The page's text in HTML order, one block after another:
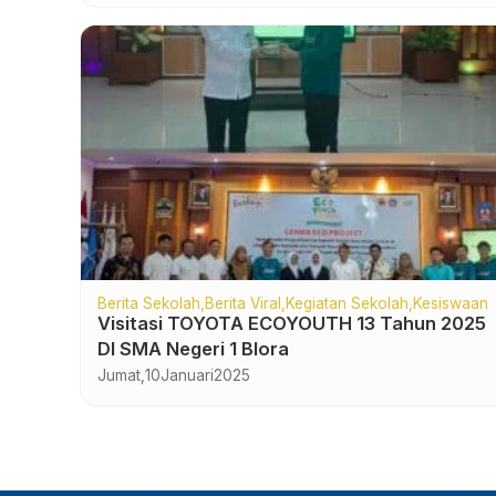
Berita Sekolah Berita Viral Kegiatan Sekolah Kesiswaan
Visitasi TOYOTA ECOYOUTH 13 Tahun 2025
DI SMA Negeri 1 Blora
Jumat, 10Januari2025